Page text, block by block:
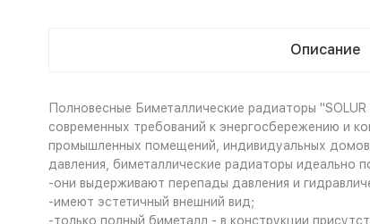
Описание
Полновесные Биметаллические радиаторы
современных требований к энергосбережению и
промышленных помещений, индивидуальных
давления, биметаллические радиаторы идеально
-они выдерживают перепады давления и
-имеют эстетичный внешний вид;
-только полный биметалл - в конструкции